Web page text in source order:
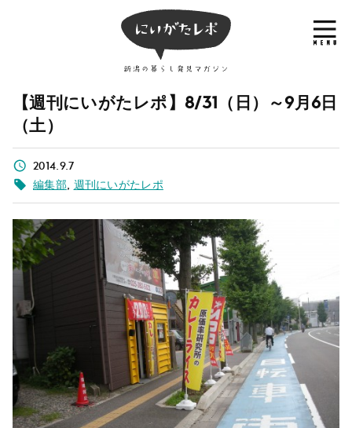
【週刊にいがたレポ】8/31（日）～9月6日
（土）
2014.9.7
編集部, 週刊にいがたレポ